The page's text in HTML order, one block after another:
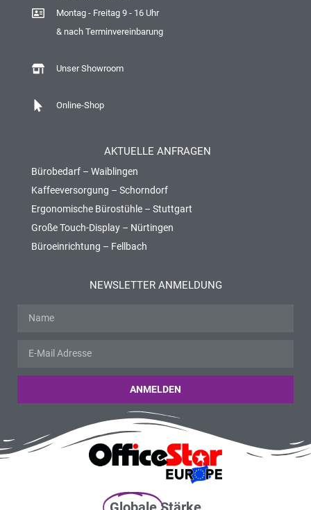
Montag - Freitag 9 - 16 Uhr
& nach Terminvereinbarung
Unser Showroom
Online-Shop
AKTUELLE ANFRAGEN
Bürobedarf – Waiblingen
Kaffeeversorgung – Schorndorf
Ergonomische Bürostühle – Stuttgart
Große Touch-Display – Nürtingen
Büroeinrichtung – Fellbach
NEWSLETTER ANMELDUNG
ANMELDEN